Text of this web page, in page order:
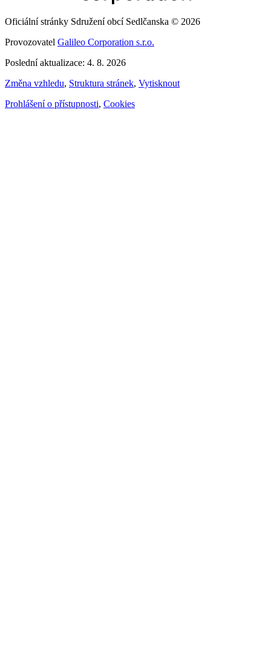
Oficiální stránky Sdružení obcí Sedlčanska © 2026
Provozovatel Galileo Corporation s.r.o.
Poslední aktualizace: 4. 8. 2026
Změna vzhledu, Struktura stránek, Vytisknout
Prohlášení o přístupnosti, Cookies